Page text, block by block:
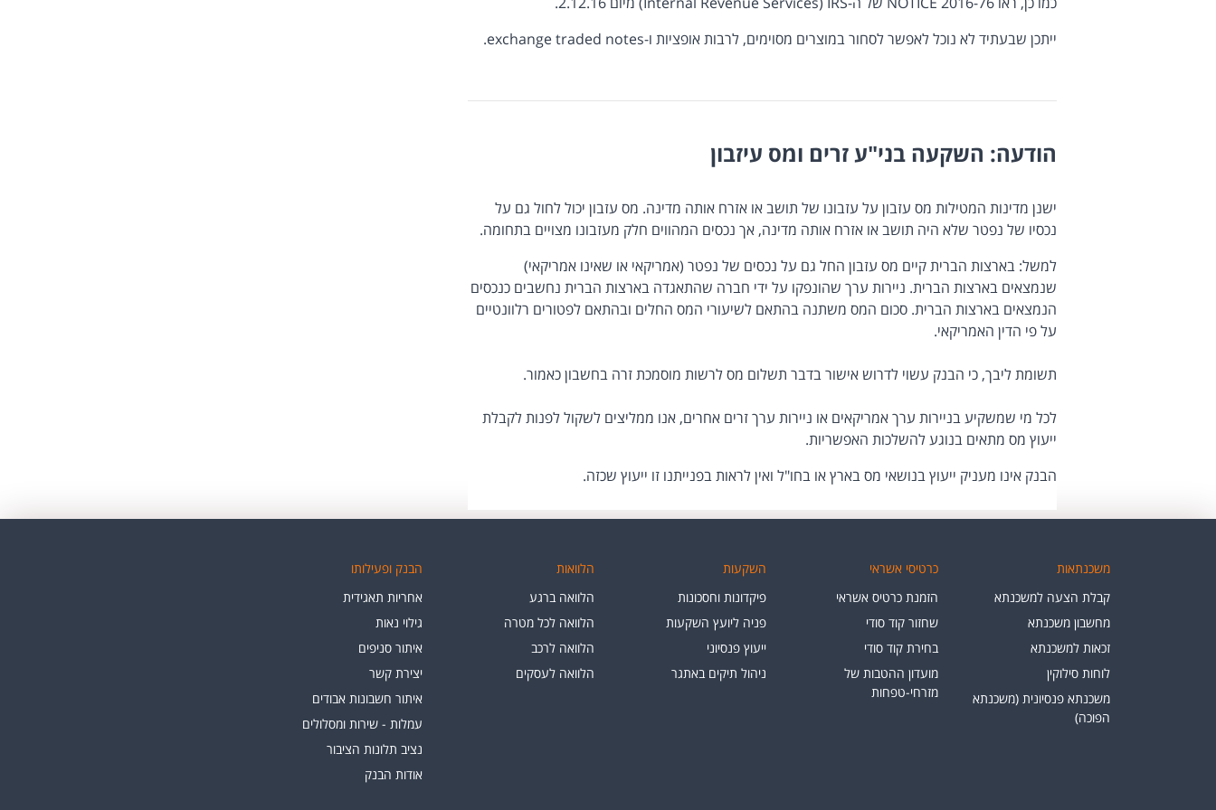
ייתכן שבעתיד לא נוכל לאפשר לסחור במוצרים מסוימים, לרבות אופציות ו-exchange traded notes.
הודעה: השקעה בני"ע זרים ומס עיזבון
ישנן מדינות המטילות מס עזבון על עזבונו של תושב או אזרח אותה מדינה. מס עזבון יכול לחול גם על
נכסיו של נפטר שלא היה תושב או אזרח אותה מדינה, אך נכסים המהווים חלק מעזבונו מצויים בתחומה.
למשל: בארצות הברית קיים מס עזבון החל גם על נכסים של נפטר (אמריקאי או שאינו אמריקאי)
שנמצאים בארצות הברית. ניירות ערך שהונפקו על ידי חברה שהתאגדה בארצות הברית נחשבים כנכסים
הנמצאים בארצות הברית. סכום המס משתנה בהתאם לשיעורי המס החלים ובהתאם לפטורים רלוונטיים
על פי הדין האמריקאי.
תשומת ליבך, כי הבנק עשוי לדרוש אישור בדבר תשלום מס לרשות מוסמכת זרה בחשבון כאמור.
לכל מי שמשקיע בניירות ערך אמריקאים או ניירות ערך זרים אחרים, אנו ממליצים לשקול לפנות לקבלת
ייעוץ מס מתאים בנוגע להשלכות האפשריות.
הבנק אינו מעניק ייעוץ בנושאי מס בארץ או בחו"ל ואין לראות בפנייתנו זו ייעוץ שכזה.
משכנתאות
קבלת הצעה למשכנתא
מחשבון משכנתא
זכאות למשכנתא
לוחות סילוקין
משכנתא פנסיונית (משכנתא
הפוכה)
כרטיסי אשראי
הזמנת כרטיס אשראי
שחזור קוד סודי
בחירת קוד סודי
מועדון ההטבות של
מזרחי-טפחות
השקעות
פיקדונות וחסכונות
פניה ליועץ השקעות
ייעוץ פנסיוני
ניהול תיקים באתגר
הלוואות
הלוואה ברגע
הלוואה לכל מטרה
הלוואה לרכב
הלוואה לעסקים
הבנק ופעילותו
אחריות תאגידית
גילוי נאות
איתור סניפים
יצירת קשר
איתור חשבונות אבודים
עמלות - שירות ומסלולים
נציב תלונות הציבור
אודות הבנק